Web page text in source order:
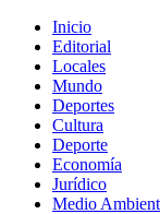
Inicio
Editorial
Locales
Mundo
Deportes
Cultura
Deporte
Economía
Jurídico
Medio